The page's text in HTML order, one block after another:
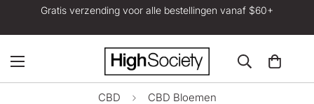
Gratis verzending voor alle bestellingen vanaf $60+
CBD CBD Bloemen